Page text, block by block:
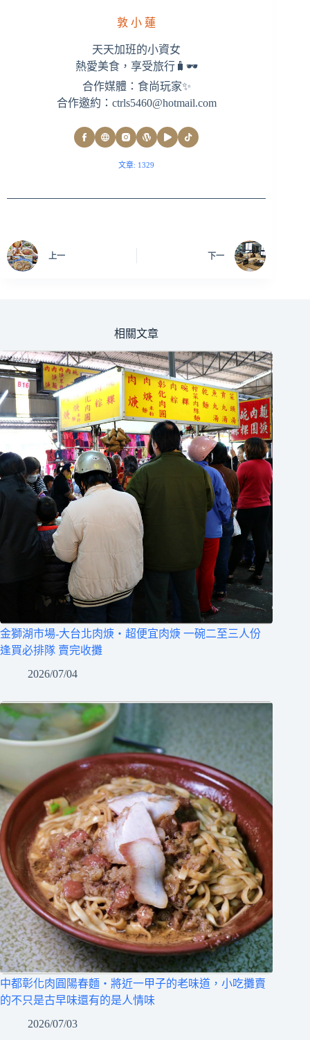
敦 小 蓮
天天加班的小資女
熱愛美食，享受旅行🧳🕶
合作媒體：食尚玩家✨
合作邀約： ctrls5460@hotmail.com
文章: 1329
上一 下一
相關文章
金獅湖市場-大台北肉焿‧超便宜肉焿 一碗二至三人份
逢買必排隊 賣完收攤
2026/07/04
中都彰化肉圓陽春麵‧將近一甲子的老味道，小吃攤賣
的不只是古早味還有的是人情味
2026/07/03